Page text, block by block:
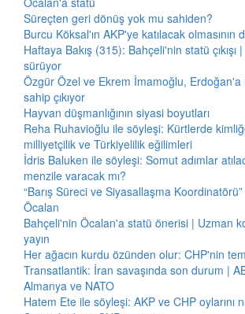
Süreçten geri dönüş yok mu sahiden?
Burcu Köksal'ın AKP'ye katılacak olmasının
Haftaya Bakış (315): Bahçeli'nin statü
sürüyor
Özgür Özel ve Ekrem İmamoğlu,
sahip çıkıyor
Hayvan düşmanlığının siyasi boyutları
Reha Ruhavioğlu ile söyleşi: Kürtlerde
milliyetçilik ve Türkiyelilik eğilimleri
İdris Baluken ile söyleşi: Somut adımlar
menzile varacak mı?
“Barış Süreci ve Siyasallaşma
Öcalan
Bahçeli'nin Öcalan'a statü önerisi | Uzman
yayın
Her ağacın kurdu özünden olur: CHP'nin
Transatlantik: İran savaşında son durum |
Almanya ve NATO
Hatem Ete ile söyleşi: AKP ve CHP oylarını